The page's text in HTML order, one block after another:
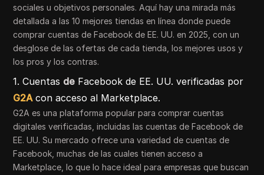
sociales u objetivos personales. Aquí hay una mirada más
detallada a las 10 mejores tiendas en línea donde puede
comprar cuentas de Facebook de EE. UU. en 2025, con un
desglose de las ofertas de cada tienda, los mejores usos y
los pros y los contras.
1. Cuentas de Facebook de EE. UU. verificadas por
G2Acon acceso al Marketplace.
G2A es una plataforma popular para comprar cuentas
digitales verificadas, incluidas las cuentas de Facebook de
EE. UU. Su mercado ofrece una variedad de cuentas de
Facebook, muchas de las cuales tienen acceso a
Marketplace, lo que lo hace ideal para empresas que buscan